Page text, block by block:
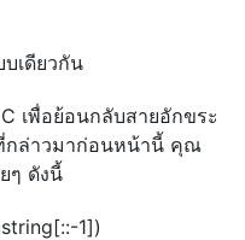
เดียวกัน
เพื่อย้อนกลับสายอักขระ
กล่าวมาก่อนหน้านี้ คุณ
ๆ ดังนี้
1])